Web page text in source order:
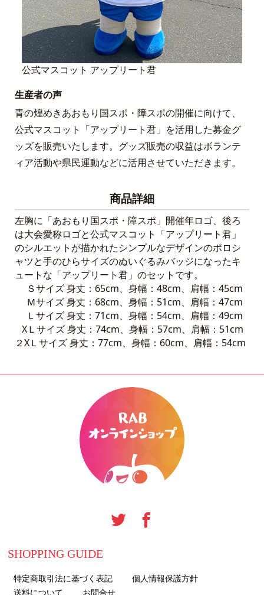
公式マスコット アップリート君
生産者の声
青の煌めきあおもり国スポ・障スポの開催に向けて、
公式マスコット「アップリート君」を活用した募金グ
ッズを販売いたします。グッズ販売の収益はボランテ
ィア活動や県民運動などに活用させていただきます。
商品詳細
左胸に「あおもり国スポ・障スポ」開催年ロゴ、後ろ
は大会愛称ロゴと公式マスコット「アップリート君」
のシルエットが描かれたシンプルなデザインのポロシ
ャツと手のひらサイズのぬいぐるみバッジになったキ
ュートな「アップリート君」のセットです。
Ｓサイズ 身丈：65cm、身幅：48cm、肩幅：45cm
Ｍサイズ 身丈：68cm、身幅：51cm、肩幅：47cm
Ｌサイズ 身丈：71cm、身幅：54cm、肩幅：49cm
XＬサイズ 身丈：74cm、身幅：57cm、肩幅：51cm
２XＬサイズ 身丈：77cm、身幅：60cm、肩幅：54cm
SHOPPING GUIDE
特定商取引法に基づく表記
個人情報保護方針
送料について
お問合せ